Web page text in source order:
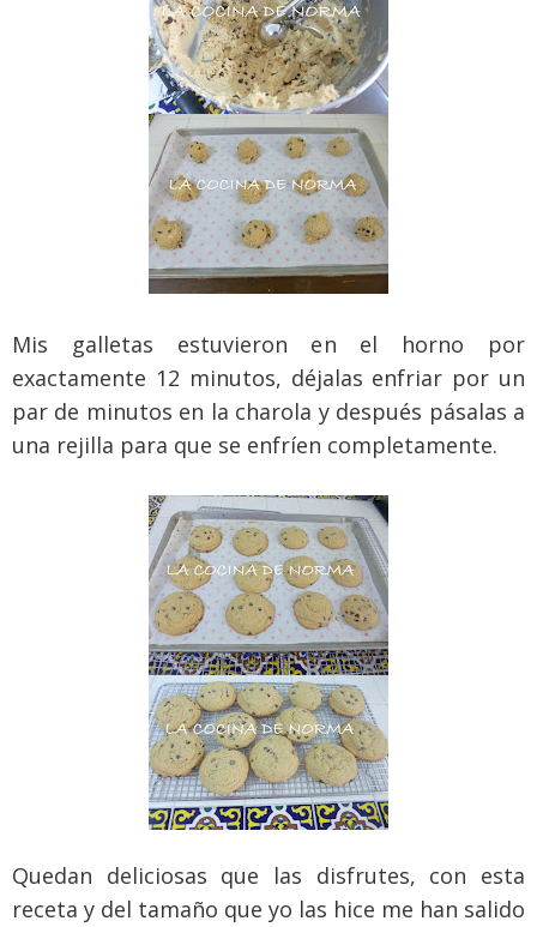
Mis galletas estuvieron en el horno por
exactamente 12 minutos, déjalas enfriar por un
par de minutos en la charola y después pásalas a
una rejilla para que se enfríen completamente.
Quedan deliciosas que las disfrutes, con esta
receta y del tamaño que yo las hice me han salido